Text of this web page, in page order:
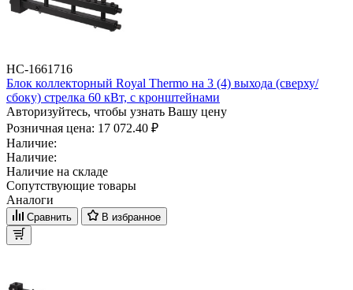
НС-1661716
Блок коллекторный Royal Thermo на 3 (4) выхода (сверху/
сбоку) стрелка 60 кВт, с кронштейнами
Авторизуйтесь, чтобы узнать Вашу цену
Розничная цена: 17 072.40 ₽
Наличие:
Наличие:
Наличие на складе
Сопутствующие товары
Аналоги
Сравнить В избранное